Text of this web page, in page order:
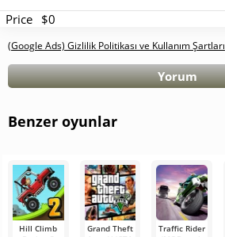
Price $0
(Google Ads) Gizlilik Politikası ve Kullanım Şartları
Yorum
Benzer oyunlar
Hill Climb
Grand Theft
Traffic Rider